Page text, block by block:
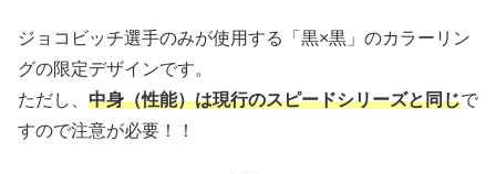
ジョコビッチ選手のみが使用する「黒×黒」のカラーリン
グの限定デザインです。
ただし、 中身（性能）は現行のスピードシリーズと同じで
すので注意が必要！！